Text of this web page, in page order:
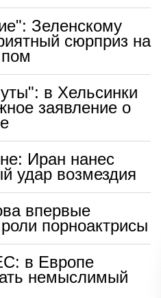
Зеленскому
сюрприз на
в Хельсинки
заявление о
Иран нанес
удар возмездия
впервые
порноактрисы
в Европе
немыслимый